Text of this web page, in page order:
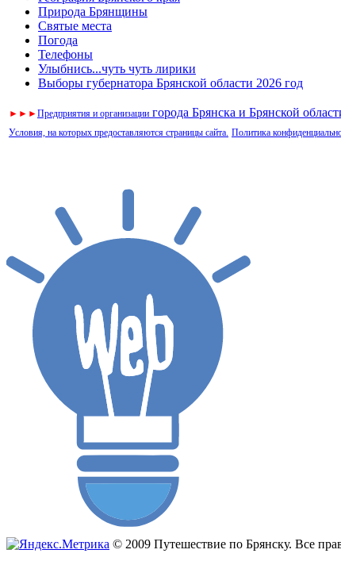
Природа Брянщины
Святые места
Погода
Телефоны
Улыбнись...чуть чуть лирики
Выборы губернатора Брянской области 2026 год
► ► ►Предприятия и организации города Брянска и Брянской
Условия, на которых предоставляются страницы сайта. Политика
© 2009 Путешествие по Брянску. Все